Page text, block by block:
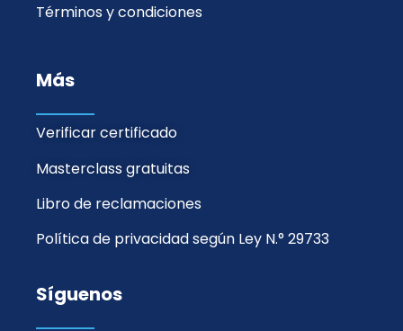
Términos y condiciones
Más
Verificar certificado
Masterclass gratuitas
Libro de reclamaciones
Política de privacidad según Ley N.° 29733
Síguenos